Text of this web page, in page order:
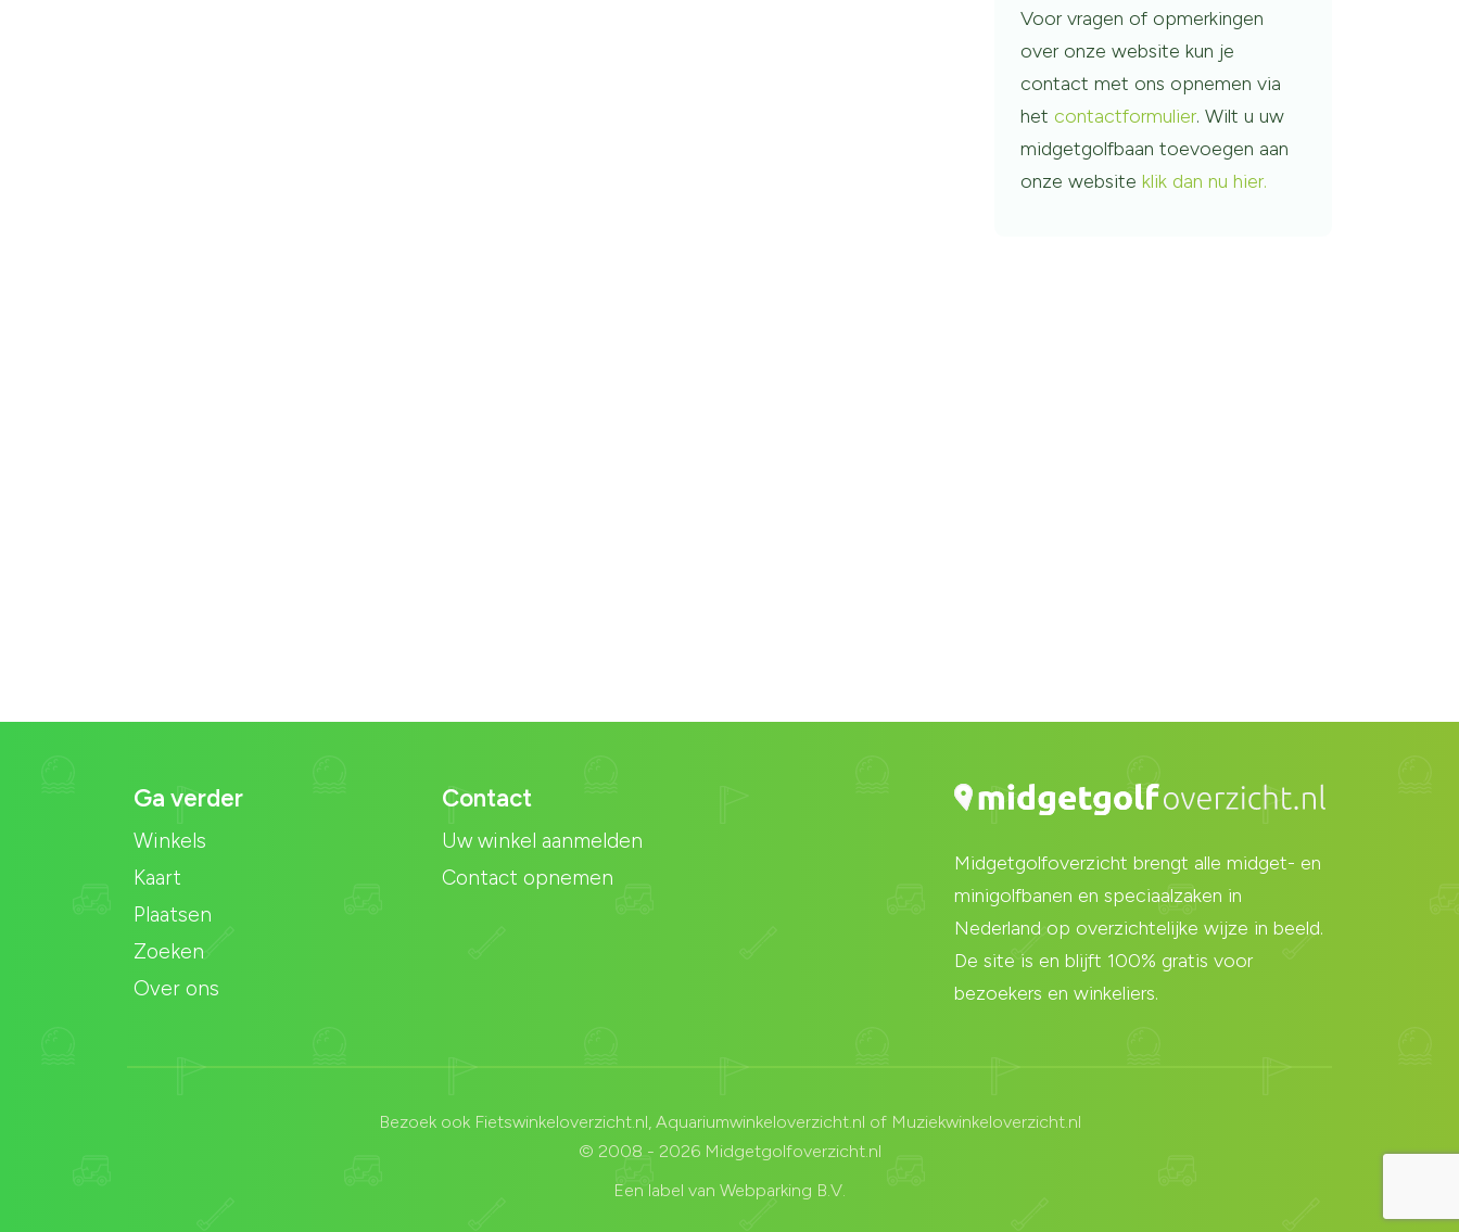
Voor vragen of opmerkingen
over onze website kun je
contact met ons opnemen via
het contactformulier. Wilt u uw
midgetgolfbaan toevoegen aan
onze websiteklik dan nu hier.
Ga verder
Winkels
Kaart
Plaatsen
Zoeken
Over ons
Contact
Uw winkel aanmelden
Contact opnemen
Midgetgolfoverzicht brengt alle midget- en
minigolfbanen en speciaalzaken in
Nederland op overzichtelijke wijze in beeld.
De site is en blijft 100% gratis voor
bezoekers en winkeliers.
Bezoek ook Fietswinkeloverzicht.nl, Aquariumwinkeloverzicht.nl of Muziekwinkeloverzicht.nl
© 2008 - 2026 Midgetgolfoverzicht.nl
Een label van Webparking B.V.